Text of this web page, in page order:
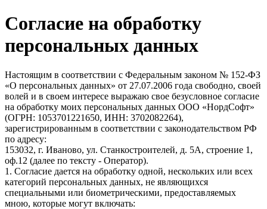
Согласие на обработку
персональных данных
Настоящим в соответствии с Федеральным законом № 152-ФЗ
«О персональных данных» от 27.07.2006 года свободно, своей
волей и в своем интересе выражаю свое безусловное согласие
на обработку моих персональных данных ООО «НордСофт»
(ОГРН: 1053701221650, ИНН: 3702082264),
зарегистрированным в соответствии с законодательством РФ
по адресу:
153032, г. Иваново, ул. Станкостроителей, д. 5А, строение 1,
оф.12 (далее по тексту - Оператор).
1. Согласие дается на обработку одной, нескольких или всех
категорий персональных данных, не являющихся
специальными или биометрическими, предоставляемых
мною, которые могут включать: